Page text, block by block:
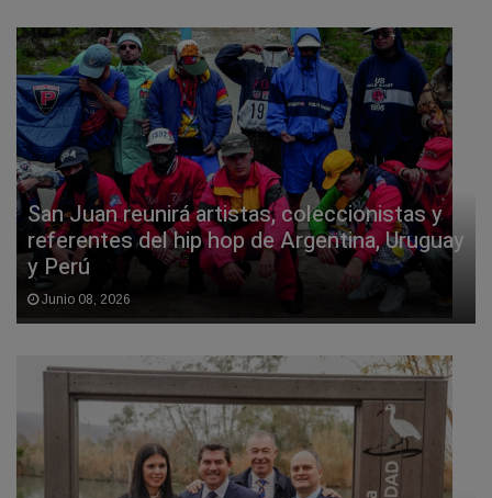
San Juan reunirá artistas, coleccionistas y
referentes del hip hop de Argentina, Uruguay
y Perú
Junio 08, 2026